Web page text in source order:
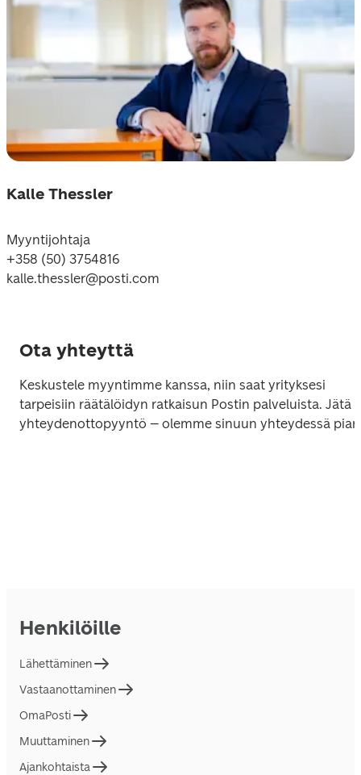
Kalle Thessler
Myyntijohtaja
+358 (50) 3754816
kalle.thessler@posti.com
Ota yhteyttä
Keskustele myyntimme kanssa, niin saat yrityksesi
tarpeisiin räätälöidyn ratkaisun Postin palveluista. Jätä
yhteydenottopyyntö – olemme sinuun yhteydessä
Henkilöille
Lähettäminen
Vastaanottaminen
OmaPosti
Muuttaminen
Ajankohtaista